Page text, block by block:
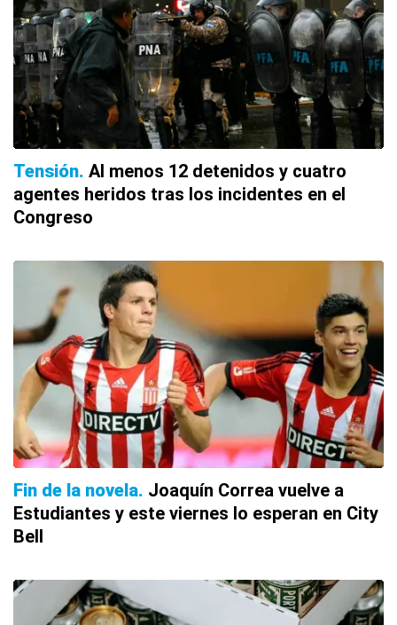
Tensión Al menos 12 detenidos y cuatro
agentes heridos tras los incidentes en el
Congreso
Fin de la novela Joaquín Correa vuelve a
Estudiantes y este viernes lo esperan en City
Bell